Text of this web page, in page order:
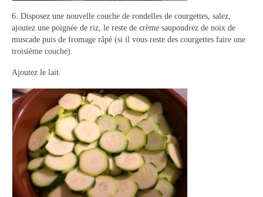
6. Disposez une nouvelle couche de rondelles de courgettes, salez,
ajoutez une poignée de riz, le reste de crème saupoudrez de noix de
muscade puis de fromage râpé (si il vous reste des courgettes faire une
troisième couche).
Ajoutez le lait.